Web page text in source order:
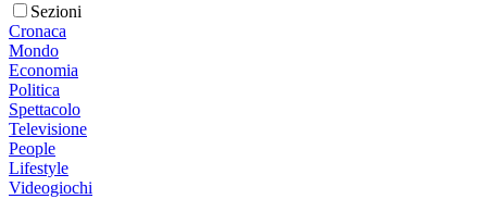
Sezioni
Cronaca
Mondo
Economia
Politica
Spettacolo
Televisione
People
Lifestyle
Videogiochi